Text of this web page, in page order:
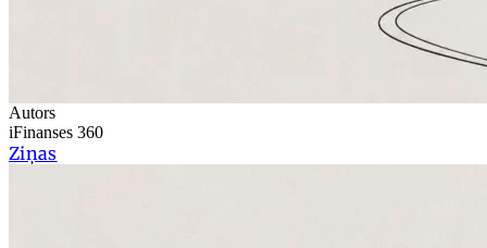
Autors
iFinanses 360
Ziņas